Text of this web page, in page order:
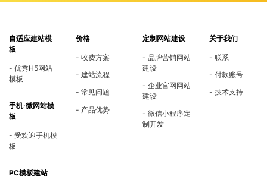
自适应建站模
板
优秀H5网站
模板
手机·微网站模
板
受欢迎手机模
板
PC模板建站
价格
收费方案
建站流程
常见问题
产品优势
定制网站建设
品牌营销网站
建设
企业官网网站
建设
微信小程序定
制开发
关于我们
联系
付款账号
技术支持